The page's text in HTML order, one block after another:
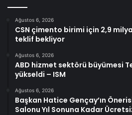
Ağustos 6, 2026
CSN çimento birimi için 2,9
teklif bekliyor
Ağustos 6, 2026
ABD hizmet sektörü büyümesi
yükseldi – ISM
Ağustos 6, 2026
Başkan Hatice Gençay’ın
Salonu Yıl Sonuna Kadar